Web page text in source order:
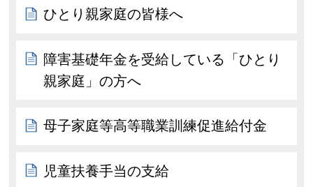
ひとり親家庭の皆様へ
障害基礎年金を受給している「ひとり
親家庭」の方へ
母子家庭等高等職業訓練促進給付金
児童扶養手当の支給